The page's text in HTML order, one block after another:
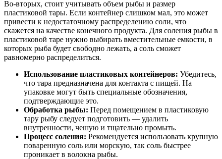
Во-вторых, стоит учитывать объем рыбы и размер
пластиковой тары. Если контейнер слишком мал, это может
привести к недостаточному распределению соли, что
скажется на качестве конечного продукта. Для соления рыбы в
пластиковой таре нужно выбирать вместительные емкости, в
которых рыба будет свободно лежать, а соль сможет
равномерно распределиться.
Использование пластиковых контейнеров: Убедитесь,
что тара предназначена для контакта с пищей. На
упаковке могут быть специальные обозначения,
подтверждающие это.
Обработка рыбы: Перед помещением в пластиковую
тару рыбу следует подготовить — удалить
внутренности, чешую и тщательно промыть.
Процесс соления: Рекомендуется использовать крупную
поваренную соль или морскую, так соль быстрее
проникает в волокна рыбы.